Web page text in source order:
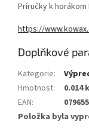
Príručky k horákom
https://
Doplňkové
Kategorie:
Hmotnost:
0.014
EAN:
Položka byla